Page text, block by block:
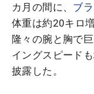
カ月の間に、 ブ
体重は約20キロ
隆々の腕と胸で
イングスピード
披露した。